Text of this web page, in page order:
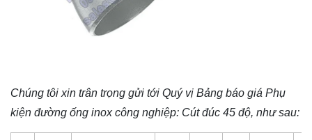
Chúng tôi xin trân trọng gửi tới Quý vị Bảng báo giá Phụ
kiện đường ống inox công nghiệp: Cút đúc 45 độ, như sau: